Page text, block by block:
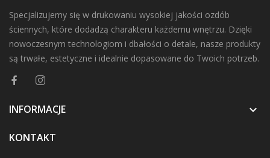
Specjalizujemy się w drukowaniu wysokiej jakości ozdób
ściennych, które dodadzą charakteru każdemu wnętrzu. Dzięki
nowoczesnym technologiom i dbałości o detale, nasze produkty
są trwałe, estetyczne i idealnie dopasowane do Twoich potrzeb.
INFORMACJE 
KONTAKT